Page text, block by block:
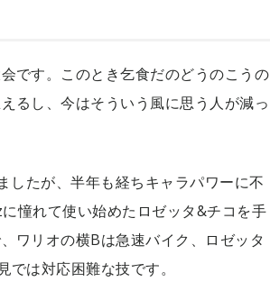
です。このとき乞食だのどうのこうの
るし、今はそういう風に思う人が減っ
したが、半年も経ちキャラパワーに不
憧れて使い始めたロゼッタ&チコを手
ワリオの横Bは急速バイク、ロゼッタ
は対応困難な技です。